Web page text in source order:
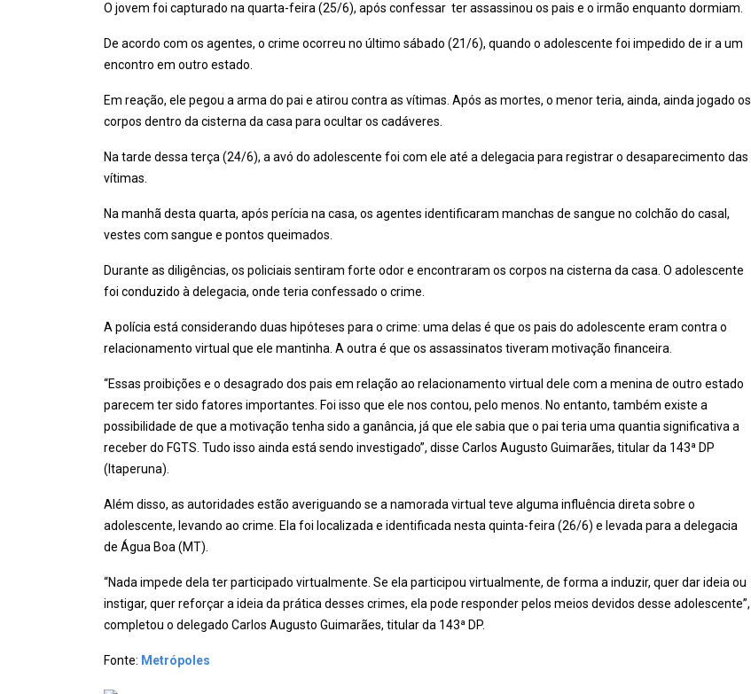
O jovem foi capturado na quarta-feira (25/6), após confessar ter assassinou os pais e o irmão enquanto dormiam.
De acordo com os agentes, o crime ocorreu no último sábado (21/6), quando o adolescente foi impedido de ir a um
encontro em outro estado.
Em reação, ele pegou a arma do pai e atirou contra as vítimas. Após as mortes, o menor teria, ainda, ainda jogado os
corpos dentro da cisterna da casa para ocultar os cadáveres.
Na tarde dessa terça (24/6), a avó do adolescente foi com ele até a delegacia para registrar o desaparecimento das
vítimas.
Na manhã desta quarta, após perícia na casa, os agentes identificaram manchas de sangue no colchão do casal,
vestes com sangue e pontos queimados.
Durante as diligências, os policiais sentiram forte odor e encontraram os corpos na cisterna da casa. O adolescente
foi conduzido à delegacia, onde teria confessado o crime.
A polícia está considerando duas hipóteses para o crime: uma delas é que os pais do adolescente eram contra o
relacionamento virtual que ele mantinha. A outra é que os assassinatos tiveram motivação financeira.
“Essas proibições e o desagrado dos pais em relação ao relacionamento virtual dele com a menina de outro estado
parecem ter sido fatores importantes. Foi isso que ele nos contou, pelo menos. No entanto, também existe a
possibilidade de que a motivação tenha sido a ganância, já que ele sabia que o pai teria uma quantia significativa a
receber do FGTS. Tudo isso ainda está sendo investigado”, disse Carlos Augusto Guimarães, titular da 143ª DP
(Itaperuna).
Além disso, as autoridades estão averiguando se a namorada virtual teve alguma influência direta sobre o
adolescente, levando ao crime. Ela foi localizada e identificada nesta quinta-feira (26/6) e levada para a delegacia
de Água Boa (MT).
“Nada impede dela ter participado virtualmente. Se ela participou virtualmente, de forma a induzir, quer dar ideia ou
instigar, quer reforçar a ideia da prática desses crimes, ela pode responder pelos meios devidos desse adolescente”,
completou o delegado Carlos Augusto Guimarães, titular da 143ª DP.
Fonte: Metrópoles